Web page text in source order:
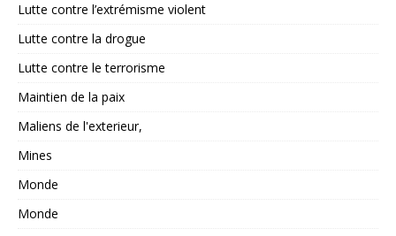
Lutte contre l’extrémisme violent
Lutte contre la drogue
Lutte contre le terrorisme
Maintien de la paix
Maliens de l'exterieur,
Mines
Monde
Monde